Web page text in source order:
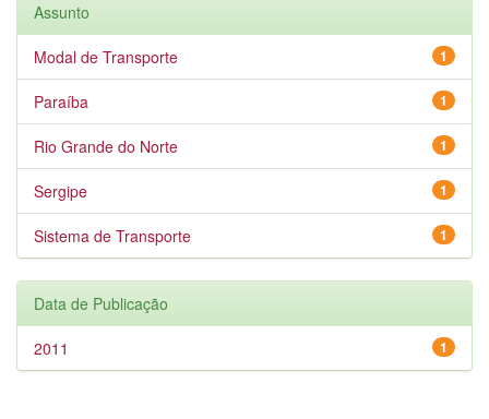
Assunto
1
Modal de Transporte
1
Paraíba
1
Rio Grande do Norte
1
Sergipe
1
Sistema de Transporte
Data de Publicação
1
2011